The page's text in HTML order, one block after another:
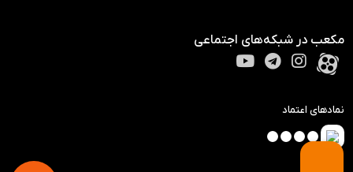
مکعب در شبکه‌های اجتماعی
نمادهای اعتماد